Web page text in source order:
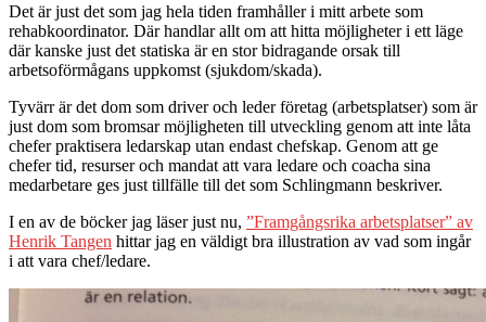
Det är just det som jag hela tiden framhåller i mitt arbete som
rehabkoordinator. Där handlar allt om att hitta möjligheter i ett läge
där kanske just det statiska är en stor bidragande orsak till
arbetsoförmågans uppkomst (sjukdom/skada).
Tyvärr är det dom som driver och leder företag (arbetsplatser) som är
just dom som bromsar möjligheten till utveckling genom att inte låta
chefer praktisera ledarskap utan endast chefskap. Genom att ge
chefer tid, resurser och mandat att vara ledare och coacha sina
medarbetare ges just tillfälle till det som Schlingmann beskriver.
I en av de böcker jag läser just nu, ”Framgångsrika arbetsplatser” av
Henrik Tangen hittar jag en väldigt bra illustration av vad som ingår
i att vara chef/ledare.